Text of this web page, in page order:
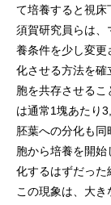
て培養すると視床
須賀研究員らは、
養条件を少し変更
化させる方法を確
胞を共存させるこ
は通常1塊あたり
胚葉への分化も
胞から培養を開
化するはずだった
この現象は、大